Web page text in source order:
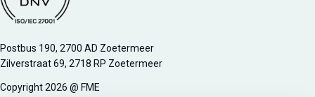
Managementsyteem certificatie DNV iso/iec 27001
Postbus 190, 2700 AD Zoetermeer
Zilverstraat 69, 2718 RP Zoetermeer
Copyright 2026 @ FME